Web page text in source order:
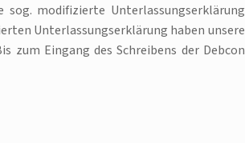
sog. modifizierte Unterlassungserklärung
Unterlassungserklärung haben unsere
zum Eingang des Schreibens der Debcon